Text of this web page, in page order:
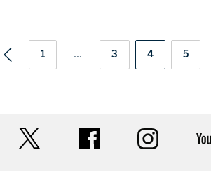
1 ... 3 4 5
facebook instagram